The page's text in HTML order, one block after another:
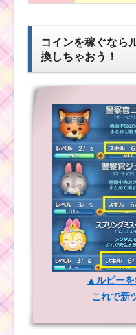
コインを稼ぐなら
換しちゃおう！
▲ルビー
これで新